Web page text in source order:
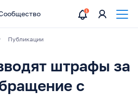
Публикации
штрафы за
с